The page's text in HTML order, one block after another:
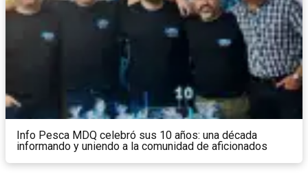
Info Pesca MDQ celebró sus 10 años: una década
informando y uniendo a la comunidad de aficionados